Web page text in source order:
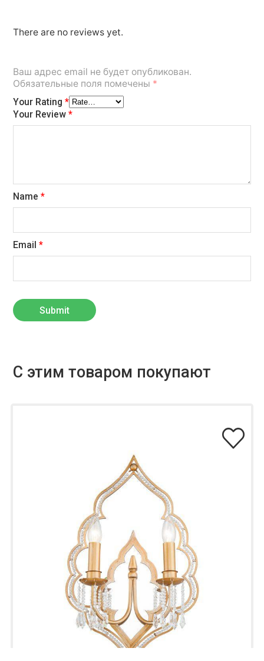
There are no reviews yet.
Ваш адрес email не будет опубликован.
Обязательные поля помечены *
Your Rating*
Your Review*
Name*
Email*
С этим товаром покупают